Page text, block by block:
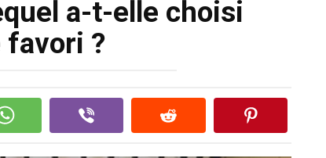
a-t-elle choisi
favori ?